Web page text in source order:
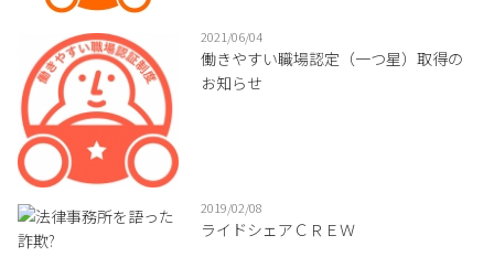
2021/06/04
働きやすい職場認定（一つ星）取得の
お知らせ
2019/02/08
ライドシェアＣＲＥＷ